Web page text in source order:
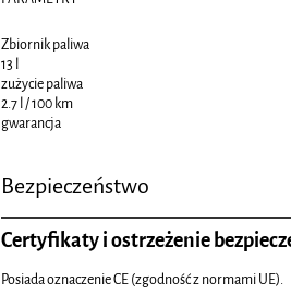
Zbiornik paliwa
13 l
zużycie paliwa
2.7 l / 100 km
gwarancja
Bezpieczeństwo
Certyfikaty i ostrzeżenie
Posiada oznaczenie CE (zgodność z normami UE).